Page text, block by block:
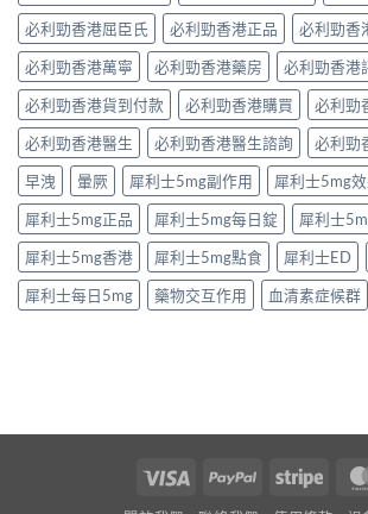
必利勁香港屈臣氏
必利勁香港正品
必利勁香
必利勁香港萬寧
必利勁香港藥房
必利勁香港
必利勁香港貨到付款
必利勁香港購買
必利勁
必利勁香港醫生
必利勁香港醫生諮詢
必利勁
早洩
暈厥 犀利士5mg副作用
犀利士5mg
犀利士5mg正品
犀利士5mg每日錠
犀利士
犀利士5mg香港
犀利士5mg點食 犀利士ED
犀利士每日5mg
藥物交互作用 血清素症候群
Visa PayPal Stripe